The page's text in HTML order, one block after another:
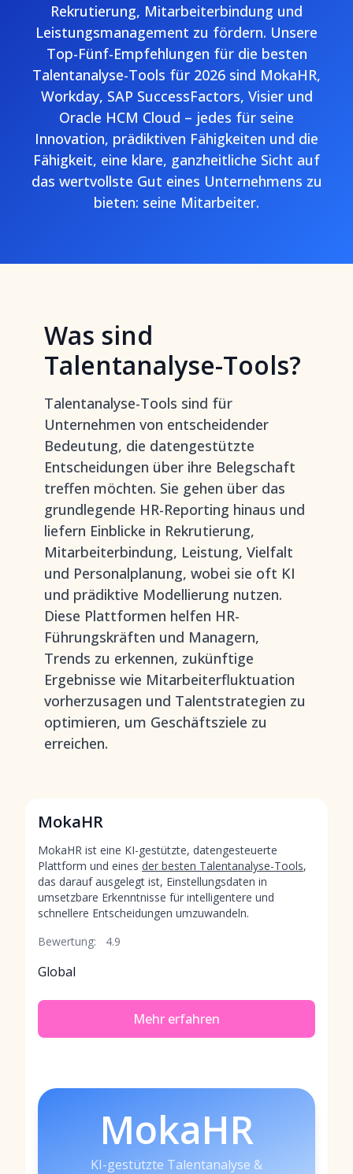
Rekrutierung, Mitarbeiterbindung und
Leistungsmanagement zu fördern. Unsere
Top-Fünf-Empfehlungen für die besten
Talentanalyse-Tools für 2026 sind MokaHR,
Workday, SAP SuccessFactors, Visier und
Oracle HCM Cloud – jedes für seine
Innovation, prädiktiven Fähigkeiten und die
Fähigkeit, eine klare, ganzheitliche Sicht auf
das wertvollste Gut eines Unternehmens zu
bieten: seine Mitarbeiter.
Was sind
Talentanalyse-Tools?
Talentanalyse-Tools sind für
Unternehmen von entscheidender
Bedeutung, die datengestützte
Entscheidungen über ihre Belegschaft
treffen möchten. Sie gehen über das
grundlegende HR-Reporting hinaus und
liefern Einblicke in Rekrutierung,
Mitarbeiterbindung, Leistung, Vielfalt
und Personalplanung, wobei sie oft KI
und prädiktive Modellierung nutzen.
Diese Plattformen helfen HR-
Führungskräften und Managern,
Trends zu erkennen, zukünftige
Ergebnisse wie Mitarbeiterfluktuation
vorherzusagen und Talentstrategien zu
optimieren, um Geschäftsziele zu
erreichen.
MokaHR
MokaHR ist eine KI-gestützte, datengesteuerte
Plattform und eines der besten Talentanalyse-Tools,
das darauf ausgelegt ist, Einstellungsdaten in
umsetzbare Erkenntnisse für intelligentere und
schnellere Entscheidungen umzuwandeln.
Bewertung:
4.9
Global
Mehr erfahren
MokaHR
KI-gestützte Talentanalyse &